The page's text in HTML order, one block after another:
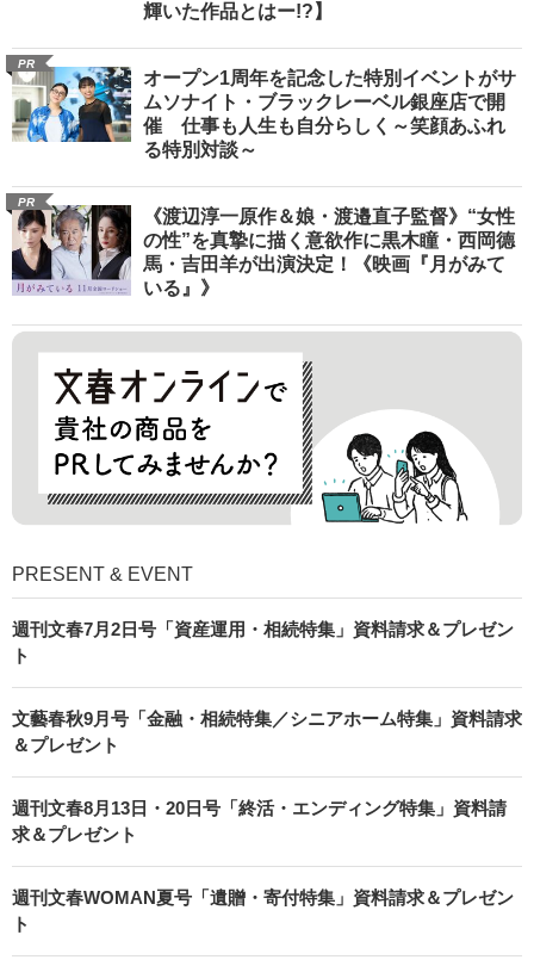
輝いた作品とはー!?】
PR
オープン1周年を記念した特別イベントがサ
ムソナイト・ブラックレーベル銀座店で開
催 仕事も人生も自分らしく～笑顔あふれ
る特別対談～
PR
《渡辺淳一原作＆娘・渡邉直子監督》“女性
の性”を真摯に描く意欲作に黒木瞳・西岡德
馬・吉田羊が出演決定！《映画『月がみて
いる』》
PRESENT & EVENT
週刊文春7月2日号「資産運用・相続特集」資料請求＆プレゼン
ト
文藝春秋9月号「金融・相続特集／シニアホーム特集」資料請求
＆プレゼント
週刊文春8月13日・20日号「終活・エンディング特集」資料請
求＆プレゼント
週刊文春WOMAN夏号「遺贈・寄付特集」資料請求＆プレゼン
ト